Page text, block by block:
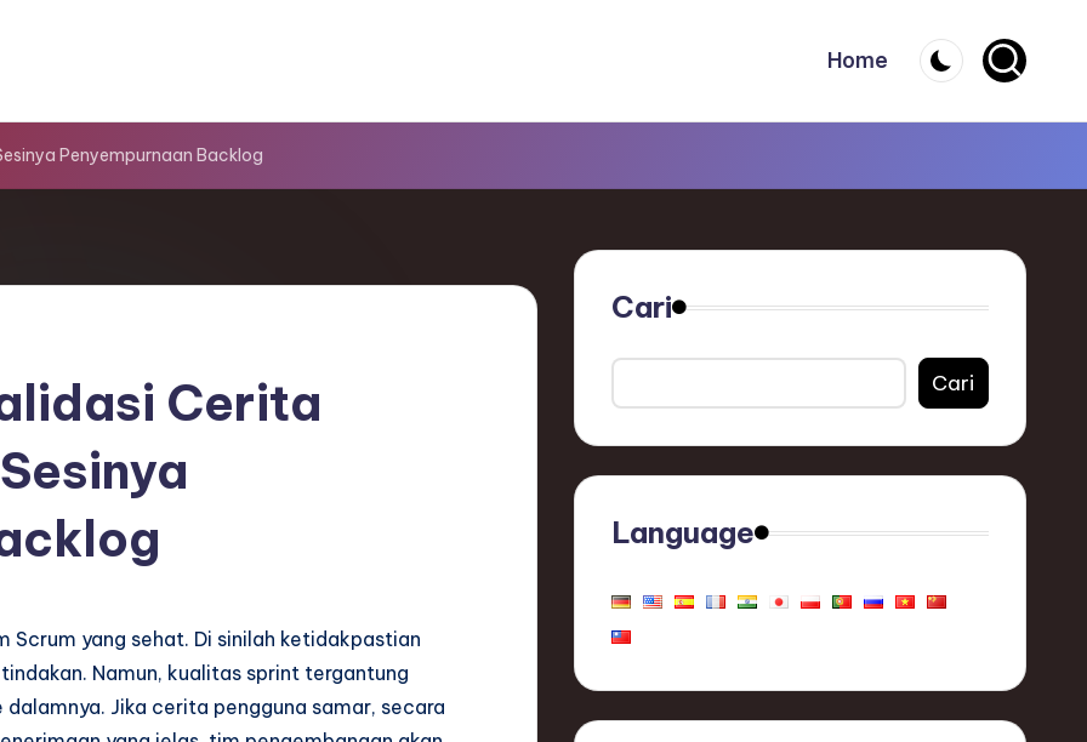
Home
Penyempurnaan Backlog
Cerita
yang sehat. Di sinilah ketidakpastian
Namun, kualitas sprint tergantung
Jika cerita pengguna samar, secara
Cari
Cari
Language